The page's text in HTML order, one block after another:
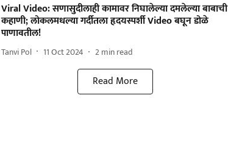
Viral Video: सणासुदीलाही कामावर निघालेल्या दमलेल्या बाबाची
कहाणी; लोकलमधल्या गर्दीतला हृदयस्पर्शी Video बघून डोळे
पाणावतील!
Tanvi Pol 11 Oct 2024 2min read
Read More